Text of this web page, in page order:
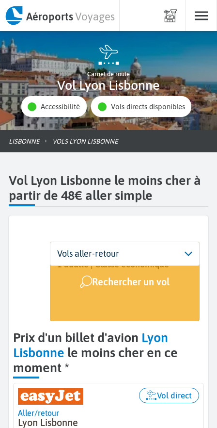
AéroportsVoyages
Carnet de route
Vol Lyon Lisbonne
Accessibilité Vols directs disponibles
LISBONNE VOLS LYON LISBONNE
Vol Lyon Lisbonne le moins cher à
partir de 48€ aller simple
Départ
Lyon (LYS)
Dates
1 nov. - 13 nov.
Voyageurs | Classe
1 adulte | Classe économique
Rechercher un vol
Vols aller-retour
Prix d'un billet d'avion Lyon
Lisbonne le moins cher en ce
moment *
Aller/retour
Lyon Lisbonne
Vol direct